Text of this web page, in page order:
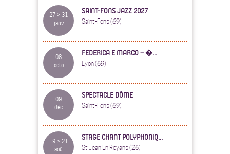
27 > 31
janv
SAINT-FONS JAZZ 2027
Saint-Fons (69)
08
octo
FEDERICA E MARCO – �...
Lyon (69)
09
déc
SPECTACLE DÔME
Saint-Fons (69)
19 > 21
aoû
STAGE CHANT POLYPHONIQ...
St Jean En Royans (26)